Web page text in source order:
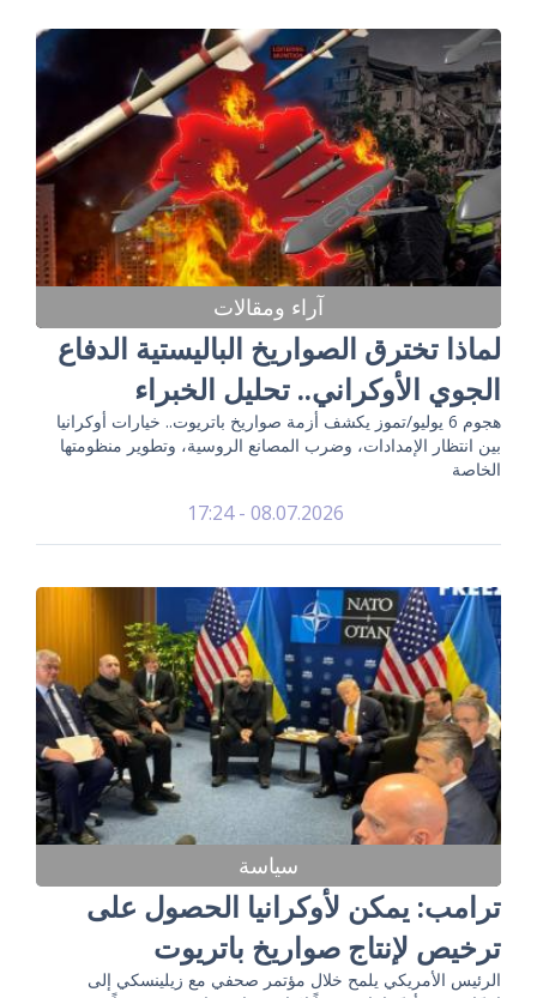
آراء ومقالات
لماذا تخترق الصواريخ الباليستية الدفاع
الجوي الأوكراني.. تحليل الخبراء
هجوم 6 يوليو/تموز يكشف أزمة صواريخ باتريوت.. خيارات أوكرانيا
بين انتظار الإمدادات، وضرب المصانع الروسية، وتطوير منظومتها
الخاصة
08.07.2026 - 17:24
سياسة
ترامب: يمكن لأوكرانيا الحصول على
ترخيص لإنتاج صواريخ باتريوت
الرئيس الأمريكي يلمح خلال مؤتمر صحفي مع زيلينسكي إلى